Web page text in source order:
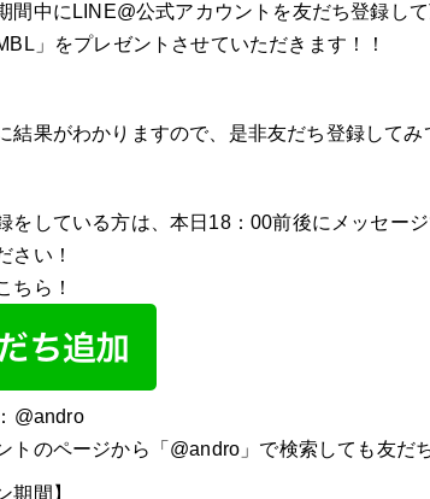
間中にLINE@公式アカウントを友だち登録し
」をプレゼントさせていただきます！！
結果がわかりますので、是非友だち登録してみ
をしている方は、本日18：00前後にメッセー
さい！
ちら！
@andro
トのページから「@andro」で検索しても友だ
期間】